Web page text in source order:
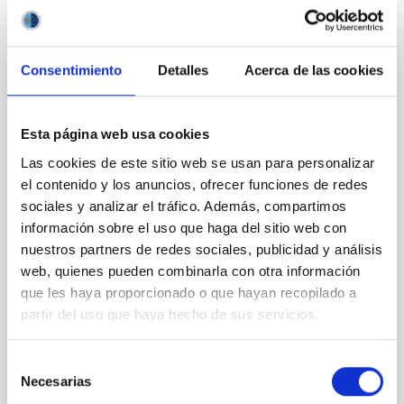
Consentimiento Detalles Acerca de las cookies
Esta página web usa cookies
Las cookies de este sitio web se usan para personalizar
el contenido y los anuncios, ofrecer funciones de redes
sociales y analizar el tráfico. Además, compartimos
información sobre el uso que haga del sitio web con
nuestros partners de redes sociales, publicidad y análisis
web, quienes pueden combinarla con otra información
que les haya proporcionado o que hayan recopilado a
partir del uso que haya hecho de sus servicios.
Necesarias
CON ÁRBITRO
Magnetic Field Alignment with Dense
Cores in the Transition between Cloud and
Core Scales
we expect to see alignments between the magnetic
field orientation of star-forming dense cores and the
cloud-scale magnetic field. A. Pandhi et al. showed
instead, however, that the orientation of cores and
their angular momentum vectors appear random
with respect to the larger-scale magnetic
Yin, Sean et al.
BIBCODE